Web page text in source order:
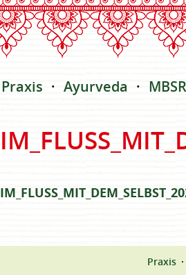
Praxis Ayurveda
Praxis